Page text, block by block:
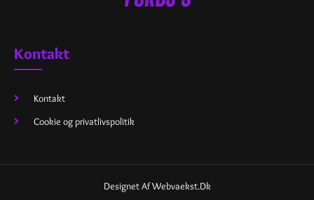
Kontakt
Kontakt
Cookie og privatlivspolitik
Designet Af Webvaekst.dk